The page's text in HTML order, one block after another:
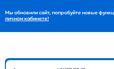
Мы обновили сайт, попробуйте новые
личном кабинете!